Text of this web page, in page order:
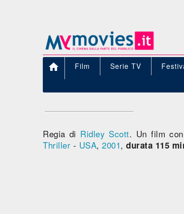
 Film Serie TV
Regia di Ridley Scott. Un film
Thriller - USA, 2001, durata 115